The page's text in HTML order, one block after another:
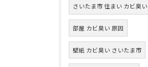
さいたま市 住まい カビ臭い
部屋 カビ臭い 原因
壁紙 カビ臭い さいたま市